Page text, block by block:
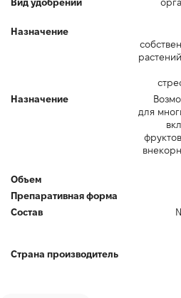
Вид удобрений
Назначение
Назначение
для
Объем
Препаративная форма
Состав
Страна производитель